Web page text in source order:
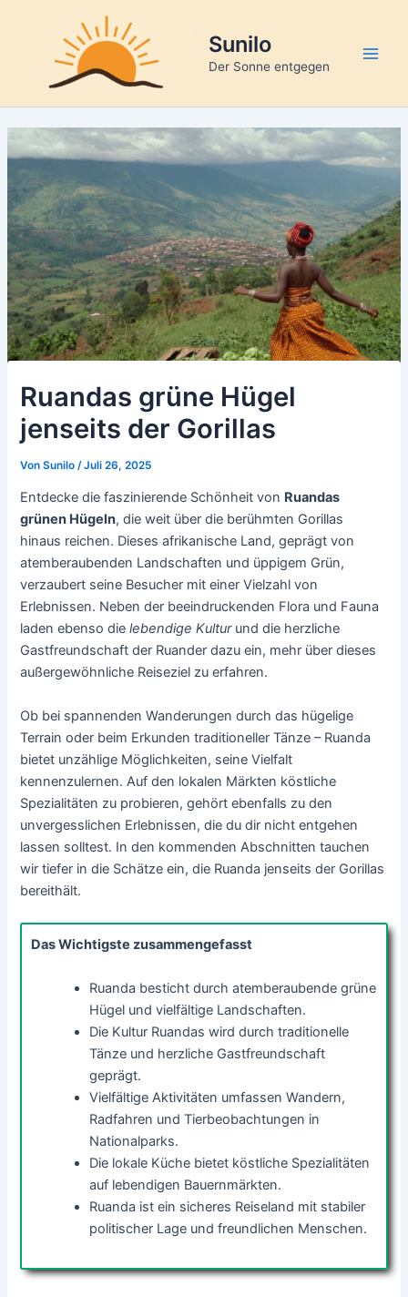
Sunilo
Der Sonne entgegen
Ruandas grüne Hügel
jenseits der Gorillas
VonSunilo/Juli 26, 2025
Entdecke die faszinierende Schönheit von Ruandas
grünen Hügeln, die weit über die berühmten Gorillas
hinaus reichen. Dieses afrikanische Land, geprägt von
atemberaubenden Landschaften und üppigem Grün,
verzaubert seine Besucher mit einer Vielzahl von
Erlebnissen. Neben der beeindruckenden Flora und Fauna
laden ebenso dielebendige Kulturund die herzliche
Gastfreundschaft der Ruander dazu ein, mehr über dieses
außergewöhnliche Reiseziel zu erfahren.
Ob bei spannenden Wanderungen durch das hügelige
Terrain oder beim Erkunden traditioneller Tänze – Ruanda
bietet unzählige Möglichkeiten, seine Vielfalt
kennenzulernen. Auf den lokalen Märkten köstliche
Spezialitäten zu probieren, gehört ebenfalls zu den
unvergesslichen Erlebnissen, die du dir nicht entgehen
lassen solltest. In den kommenden Abschnitten tauchen
wir tiefer in die Schätze ein, die Ruanda jenseits der Gorillas
bereithält.
Das Wichtigste zusammengefasst
Ruanda besticht durch atemberaubende grüne
Hügel und vielfältige Landschaften.
Die Kultur Ruandas wird durch traditionelle
Tänze und herzliche Gastfreundschaft
geprägt.
Vielfältige Aktivitäten umfassen Wandern,
Radfahren und Tierbeobachtungen in
Nationalparks.
Die lokale Küche bietet köstliche Spezialitäten
auf lebendigen Bauernmärkten.
Ruanda ist ein sicheres Reiseland mit stabiler
politischer Lage und freundlichen Menschen.